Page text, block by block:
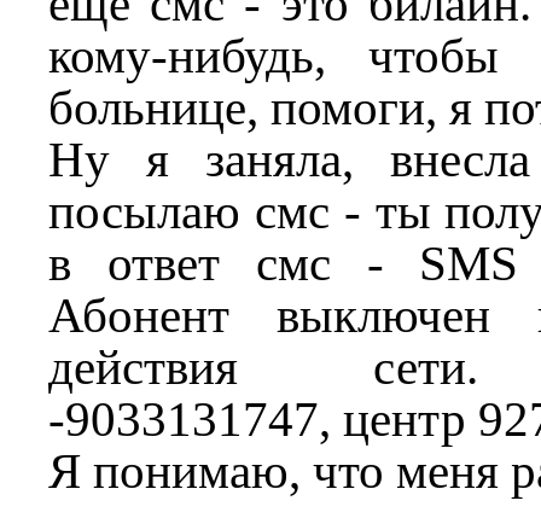
кому-нибудь,
больнице, помоги, я
Ну я заняла,
посылаю смс - ты
в ответ смс - SMS
Абонент
действия сети.
-9033131747, центр
Я понимаю, что меня